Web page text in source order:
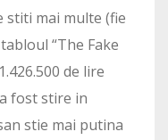
stiti mai multe (fie
“The Fake
de lire
fost stire in
stie mai putina